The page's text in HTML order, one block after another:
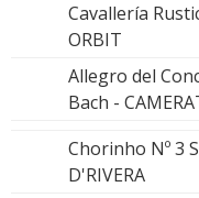
Cavallería
ORBIT
Allegro del
Bach -
Chorinho Nº 3
D'RIVERA